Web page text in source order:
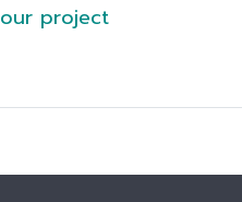
our project